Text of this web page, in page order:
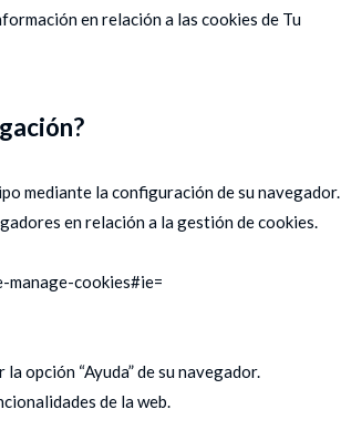
en relación a las cookies de Tu
mediante la configuración de su navegador.
en relación a la gestión de cookies.
cookies#ie=
opción “Ayuda” de su navegador.
de la web.